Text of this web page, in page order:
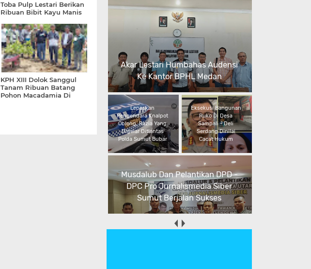
Toba Pulp Lestari Berikan
Ribuan Bibit Kayu Manis
KTH Bersama
KPH XIII Dolok Sanggul
Tanam Ribuan Batang
Pohon Macadamia Di
Akar Lestari Humbahas Audensi
Ke Kantor BPHL Medan
Lepaskan
Pengendara Knalpot
Oblong, Razia Yang
Digelar Ditlantas
Polda Sumut Bubar
Eksekusi Bangunan
Ruko Di Desa
Sampali - Deli
Serdang Dinilai
Cacat Hukum
Musdalub Dan Pelantikan DPD -
DPC Pro Jurnalismedia Siber
Sumut Berjalan Sukses